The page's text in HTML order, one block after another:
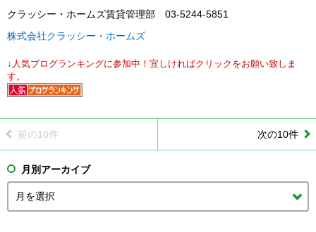
クラッシー・ホームズ賃貸管理部 03-5244-5851
株式会社クラッシー・ホームズ
↓人気ブログランキングに参加中！宜しければクリックをお願い致しま
す。
前の10件 次の10件
月別アーカイブ